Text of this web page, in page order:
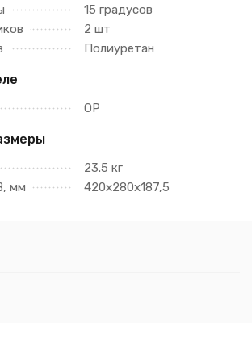
15 градусов
2 шт
Полиуретан
ОР
23.5 кг
мм
420х280х187,5